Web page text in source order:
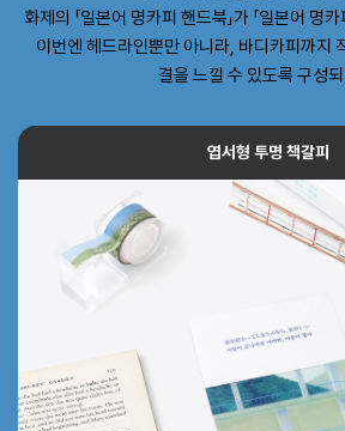
화제의 「일본어 명카피 핸드북」가 「일본어 명
이번엔 헤드라인뿐만 아니라, 바디카피까지
결을 느낄 수 있도록 구성되
엽서형 투명 책갈피